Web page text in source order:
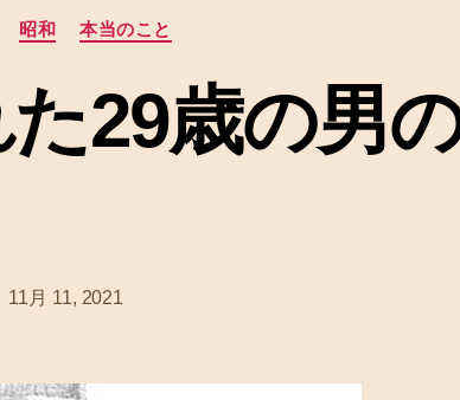
昭和 本当のこと
29歳の男
11月 11, 2021